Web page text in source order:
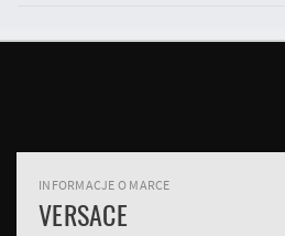
INFORMACJE O MARCE
VERSACE